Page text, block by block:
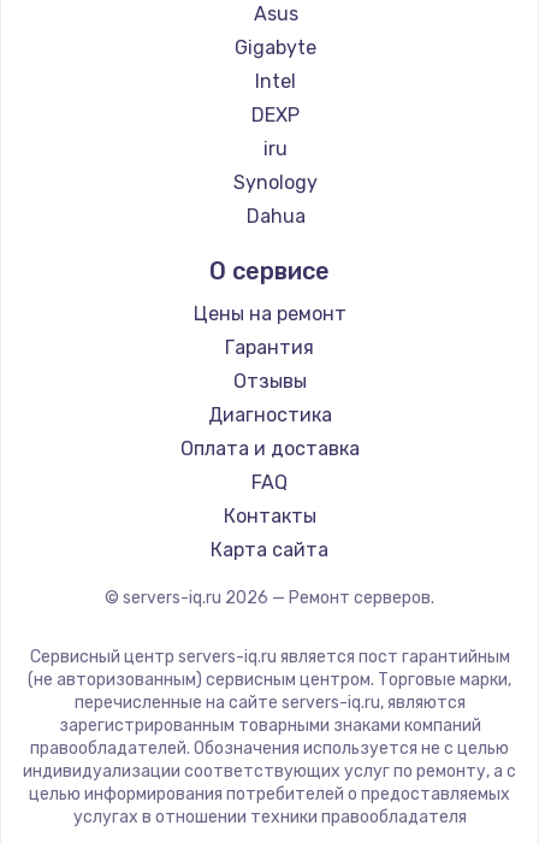
Заказать
Заказать
Asus
Gigabyte
Intel
DEXP
iru
Synology
Dahua
О сервисе
Цены на ремонт
Гарантия
Отзывы
Диагностика
Оплата и доставка
FAQ
Контакты
Карта сайта
© servers-iq.ru 2026 — Ремонт серверов.
Сервисный центр servers-iq.ru является пост гарантийным
(не авторизованным) сервисным центром. Торговые марки,
перечисленные на сайте servers-iq.ru, являются
зарегистрированным товарными знаками компаний
правообладателей. Обозначения используется не с целью
индивидуализации соответствующих услуг по ремонту, а с
целью информирования потребителей о предоставляемых
услугах в отношении техники правообладателя